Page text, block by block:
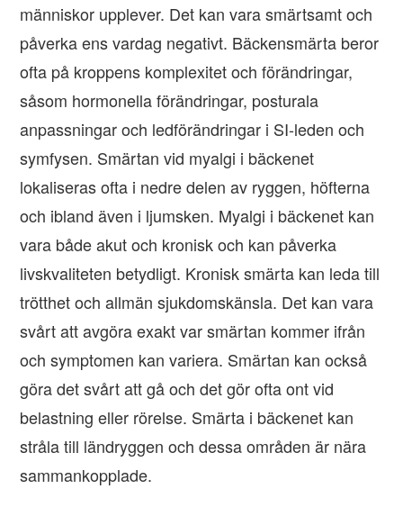
människor upplever. Det kan vara smärtsamt och
påverka ens vardag negativt. Bäckensmärta beror
ofta på kroppens komplexitet och förändringar,
såsom hormonella förändringar, posturala
anpassningar och ledförändringar i SI-leden och
symfysen. Smärtan vid myalgi i bäckenet
lokaliseras ofta i nedre delen av ryggen, höfterna
och ibland även i ljumsken. Myalgi i bäckenet kan
vara både akut och kronisk och kan påverka
livskvaliteten betydligt. Kronisk smärta kan leda till
trötthet och allmän sjukdomskänsla. Det kan vara
svårt att avgöra exakt var smärtan kommer ifrån
och symptomen kan variera. Smärtan kan också
göra det svårt att gå och det gör ofta ont vid
belastning eller rörelse. Smärta i bäckenet kan
stråla till ländryggen och dessa områden är nära
sammankopplade.